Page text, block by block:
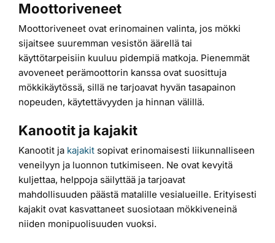
Moottoriveneet
Moottoriveneet ovat erinomainen valinta, jos mökki
sijaitsee suuremman vesistön äärellä tai
käyttötarpeisiin kuuluu pidempiä matkoja. Pienemmät
avoveneet perämoottorin kanssa ovat suosittuja
mökkikäytössä, sillä ne tarjoavat hyvän tasapainon
nopeuden, käytettävyyden ja hinnan välillä.
Kanootit ja kajakit
Kanootit ja kajakit sopivat erinomaisesti liikunnalliseen
veneilyyn ja luonnon tutkimiseen. Ne ovat kevyitä
kuljettaa, helppoja säilyttää ja tarjoavat
mahdollisuuden päästä matalille vesialueille. Erityisesti
kajakit ovat kasvattaneet suosiotaan mökkiveneinä
niiden monipuolisuuden vuoksi.